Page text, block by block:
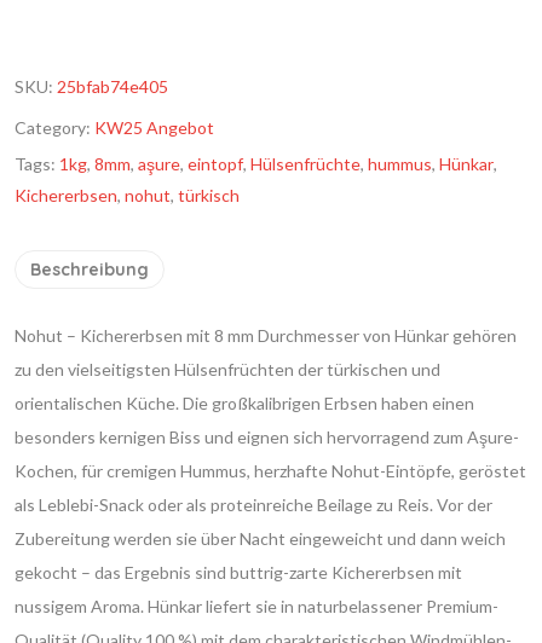
SKU: 25bfab74e405
Category: KW25 Angebot
Tags: 1kg, 8mm, aşure, eintopf, Hülsenfrüchte, hummus, Hünkar,
Kichererbsen, nohut, türkisch
Beschreibung
Nohut – Kichererbsen mit 8 mm Durchmesser von Hünkar gehören
zu den vielseitigsten Hülsenfrüchten der türkischen und
orientalischen Küche. Die großkalibrigen Erbsen haben einen
besonders kernigen Biss und eignen sich hervorragend zum Aşure-
Kochen, für cremigen Hummus, herzhafte Nohut-Eintöpfe, geröstet
als Leblebi-Snack oder als proteinreiche Beilage zu Reis. Vor der
Zubereitung werden sie über Nacht eingeweicht und dann weich
gekocht – das Ergebnis sind buttrig-zarte Kichererbsen mit
nussigem Aroma. Hünkar liefert sie in naturbelassener Premium-